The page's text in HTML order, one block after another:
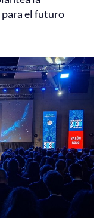
para el futuro